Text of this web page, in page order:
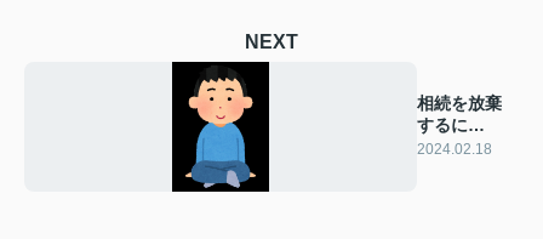
NEXT
相続を放棄
するに
は？？
2024.02.18